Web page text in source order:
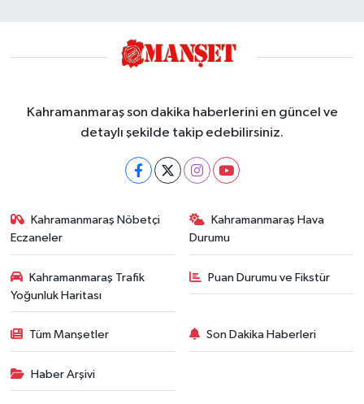
Kahramanmaraş son dakika haberlerini en güncel ve
detaylı şekilde takip edebilirsiniz.
Kahramanmaraş Nöbetçi
Eczaneler
Kahramanmaraş Hava
Durumu
Kahramanmaraş Trafik
Yoğunluk Haritası
Puan Durumu ve Fikstür
Tüm Manşetler Son Dakika Haberleri
Haber Arşivi